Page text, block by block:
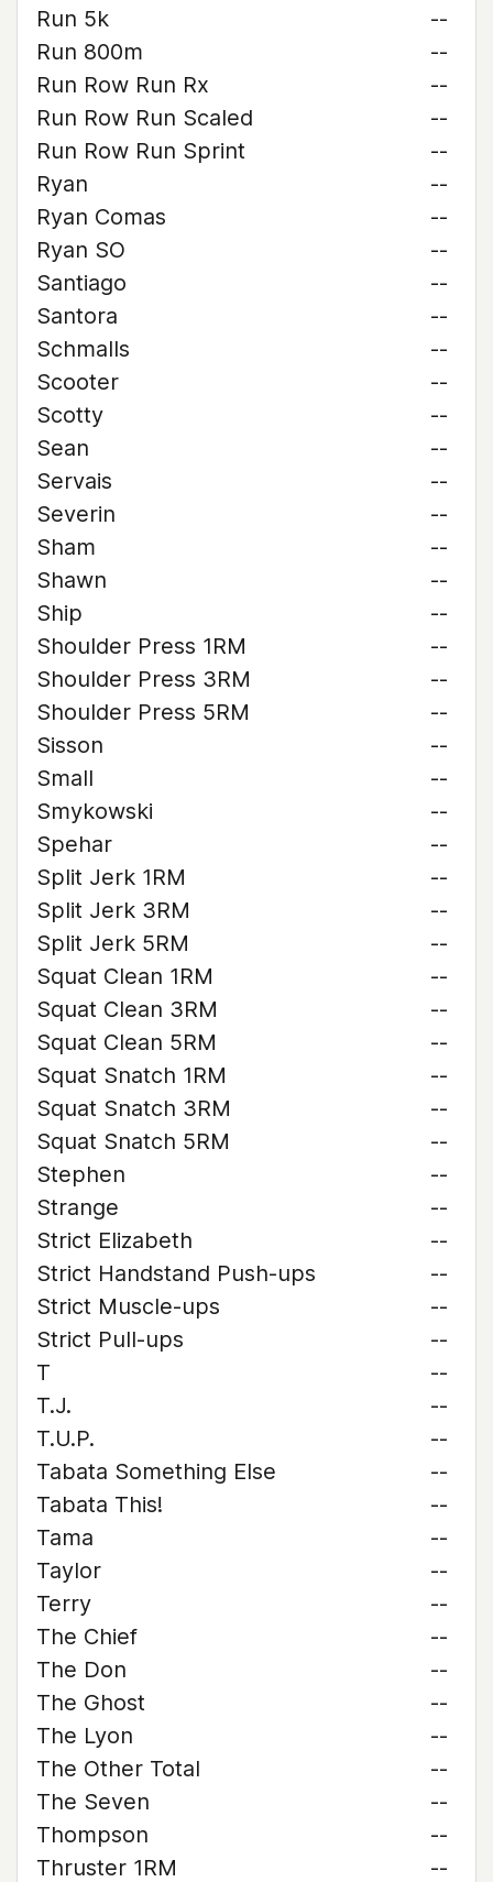
Run 5k
--
Run 800m
--
Run Row Run Rx
--
Run Row Run Scaled
--
Run Row Run Sprint
--
Ryan
--
Ryan Comas
--
Ryan SO
--
Santiago
--
Santora
--
Schmalls
--
Scooter
--
Scotty
--
Sean
--
Servais
--
Severin
--
Sham
--
Shawn
--
Ship
--
Shoulder Press 1RM
--
Shoulder Press 3RM
--
Shoulder Press 5RM
--
Sisson
--
Small
--
Smykowski
--
Spehar
--
Split Jerk 1RM
--
Split Jerk 3RM
--
Split Jerk 5RM
--
Squat Clean 1RM
--
Squat Clean 3RM
--
Squat Clean 5RM
--
Squat Snatch 1RM
--
Squat Snatch 3RM
--
Squat Snatch 5RM
--
Stephen
--
Strange
--
Strict Elizabeth
--
Strict Handstand Push-ups
--
Strict Muscle-ups
--
Strict Pull-ups
--
T
--
T.J.
--
T.U.P.
--
Tabata Something Else
--
Tabata This!
--
Tama
--
Taylor
--
Terry
--
The Chief
--
The Don
--
The Ghost
--
The Lyon
--
The Other Total
--
The Seven
--
Thompson
--
Thruster 1RM
--